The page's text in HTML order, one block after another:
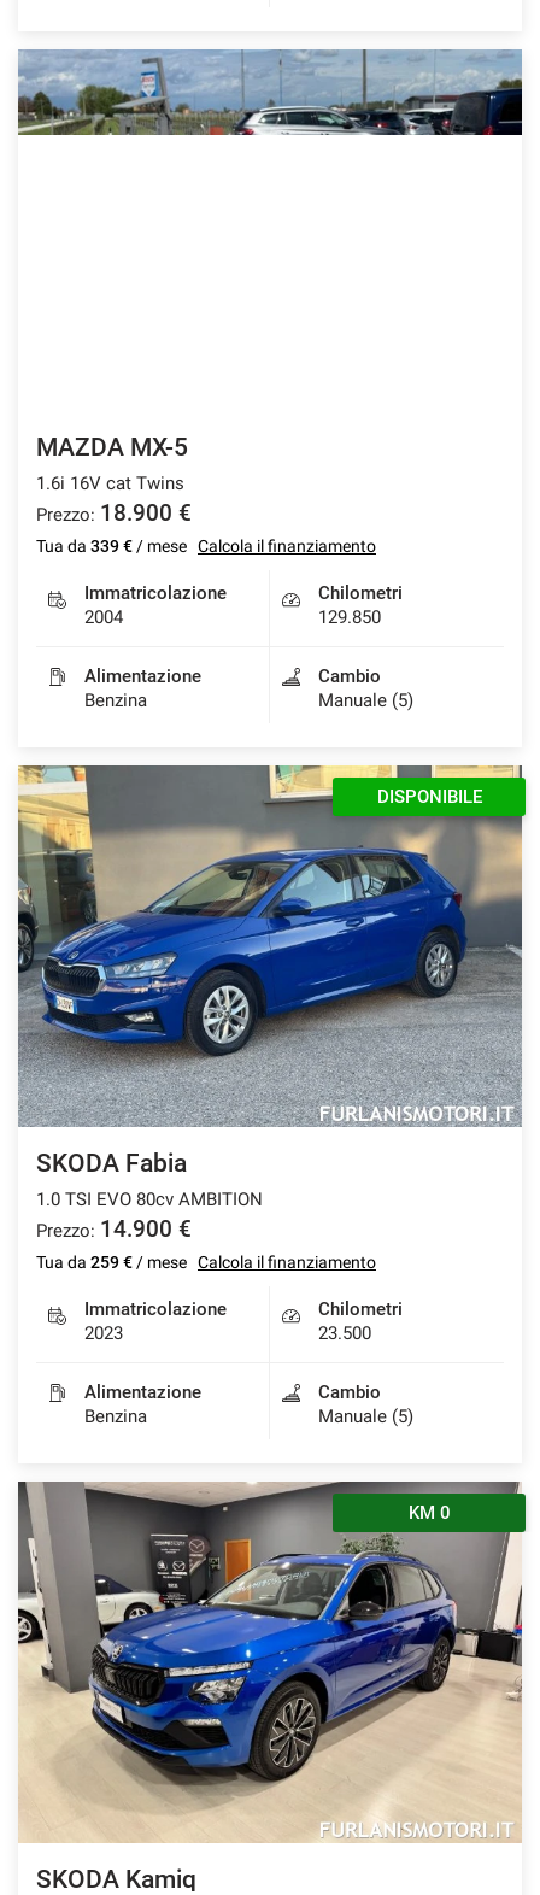
MAZDA MX-5
1.6i 16V cat Twins
Prezzo: 18.900 €
Tua da 339 € / mese Calcola il finanziamento
Immatricolazione
2004
Chilometri
129.850
Alimentazione
Benzina
Cambio
Manuale (5)
DISPONIBILE
SKODA Fabia
1.0 TSI EVO 80cv AMBITION
Prezzo: 14.900 €
Tua da 259 € / mese Calcola il finanziamento
Immatricolazione
2023
Chilometri
23.500
Alimentazione
Benzina
Cambio
Manuale (5)
KM 0
SKODA Kamiq